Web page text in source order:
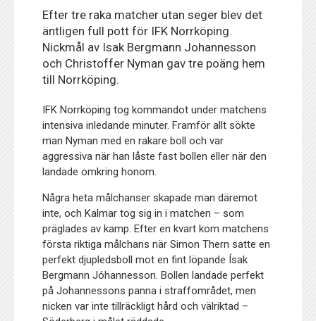
Efter tre raka matcher utan seger blev det
äntligen full pott för IFK Norrköping.
Nickmål av Isak Bergmann Johannesson
och Christoffer Nyman gav tre poäng hem
till Norrköping.
IFK Norrköping tog kommandot under matchens
intensiva inledande minuter. Framför allt sökte
man Nyman med en rakare boll och var
aggressiva när han låste fast bollen eller när den
landade omkring honom.
Några heta målchanser skapade man däremot
inte, och Kalmar tog sig in i matchen – som
präglades av kamp. Efter en kvart kom matchens
första riktiga målchans när Simon Thern satte en
perfekt djupledsboll mot en fint löpande Ísak
Bergmann Jóhannesson. Bollen landade perfekt
på Johannessons panna i straffområdet, men
nicken var inte tillräckligt hård och välriktad –